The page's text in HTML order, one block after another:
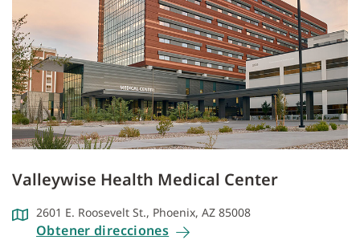
Valleywise Health Medical Center
2601 E. Roosevelt St., Phoenix, AZ 85008
Obtener direcciones